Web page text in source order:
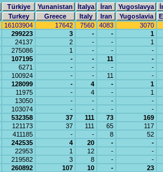
Türkiye Yunanistan İtalya İran Yugoslavya
Turkey Greece Italy Iran Yugoslavia
16103904 17642 7560 4083
3070
299223 3 - -
1
24137 2 - -
1
275086 1 - -
-
107195 - - 11
-
6271 - - -
-
100924 - - 11
-
128099 - 4 -
1
11975 - 4 -
1
13050 - - -
-
103074 - - -
-
532358 37 111 73
169
121173 37 111 65
117
411185 - - 8
52
242535 4 20 -
-
22953 1 12 -
-
219582 3 8 -
-
260892 107 10 -
23